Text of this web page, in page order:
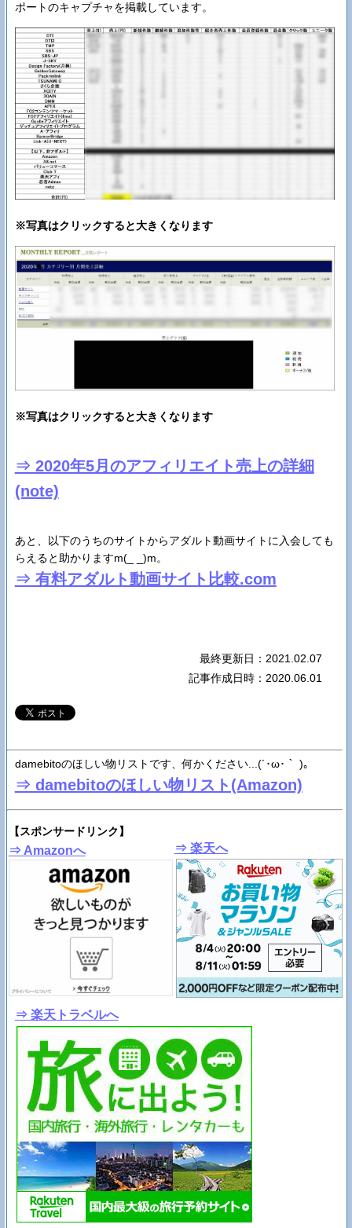
ポートのキャプチャを掲載しています。
※写真はクリックすると大きくなります
※写真はクリックすると大きくなります
⇒ 2020年5月のアフィリエイト売上の詳細
(note)
あと、以下のうちのサイトからアダルト動画サイトに入会しても
らえると助かりますm(_ _)m。
⇒ 有料アダルト動画サイト比較.com
最終更新日：2021.02.07
記事作成日時：2020.06.01
damebitoのほしい物リストです、何かください...(´･ω･｀ )。
⇒ damebitoのほしい物リスト(Amazon)
【スポンサードリンク】
⇒ Amazonへ ⇒ 楽天へ
⇒ 楽天トラベルへ